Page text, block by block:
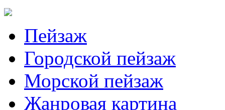
Пейзаж
Городской пейзаж
Морской пейзаж
Жанровая картина